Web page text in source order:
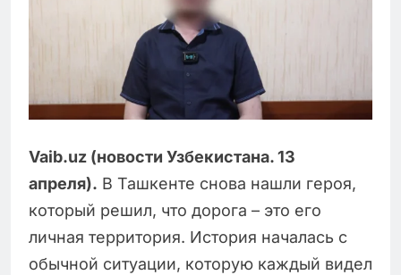
Vaib.uz (новости Узбекистана. 13
апреля). В Ташкенте снова нашли героя,
который решил, что дорога – это его
личная территория. История началась с
обычной ситуации, которую каждый видел